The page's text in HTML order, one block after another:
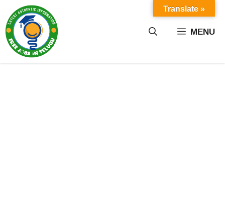
content MENU
Translate »